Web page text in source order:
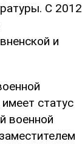
С 2012
и
статус
военной